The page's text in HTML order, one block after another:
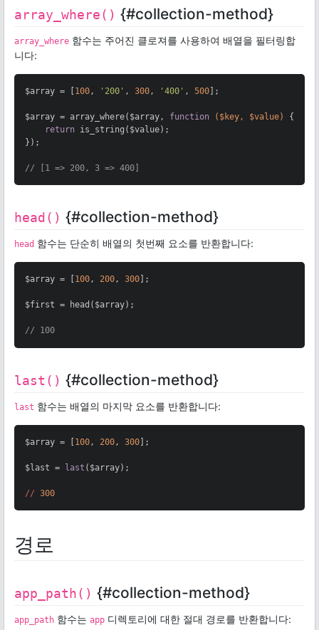
array_where() {#collection-method}
array_where 함수는 주어진 클로져를 사용하여 배열을 필터링합
니다:
$array = [ 100, '200' , 300, '400' , 500 ];
$array = array_where($array, function ($key, $value)
{
return is_string($value);
});
// [1 => 200, 3 => 400]
head() {#collection-method}
head 함수는 단순히 배열의 첫번째 요소를 반환합니다:
$array = [ 100, 200, 300 ];
$first = head($array);
// 100
last() {#collection-method}
last 함수는 배열의 마지막 요소를 반환합니다:
$array = [100 , 200 , 300];
$last = last ($array);
// 300
경로
app_path() {#collection-method}
app_path 함수는 app 디렉토리에 대한 절대 경로를 반환합니다: